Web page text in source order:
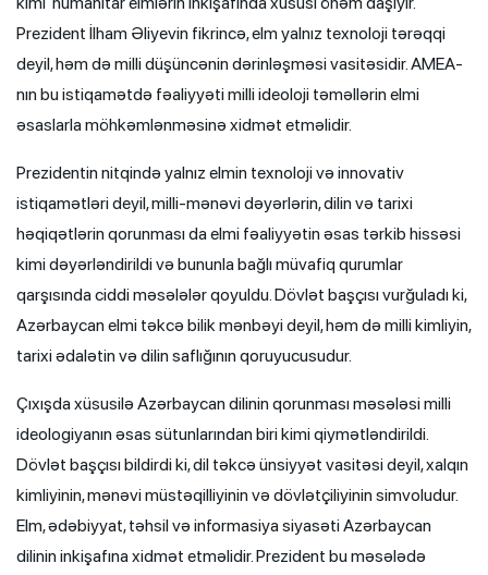
Prezident İlham Əliyevin fikrincə, elm yalnız texnoloji tərəqqi
deyil, həm də milli düşüncənin dərinləşməsi vasitəsidir. AMEA-
nın bu istiqamətdə fəaliyyəti milli ideoloji təməllərin elmi
əsaslarla möhkəmlənməsinə xidmət etməlidir.
Prezidentin nitqində yalnız elmin texnoloji və innovativ
istiqamətləri deyil, milli-mənəvi dəyərlərin, dilin və tarixi
həqiqətlərin qorunması da elmi fəaliyyətin əsas tərkib hissəsi
kimi dəyərləndirildi və bununla bağlı müvafiq qurumlar
qarşısında ciddi məsələlər qoyuldu. Dövlət başçısı vurğuladı ki,
Azərbaycan elmi təkcə bilik mənbəyi deyil, həm də milli kimliyin,
tarixi ədalətin və dilin saflığının qoruyucusudur.
Çıxışda xüsusilə Azərbaycan dilinin qorunması məsələsi milli
ideologiyanın əsas sütunlarından biri kimi qiymətləndirildi.
Dövlət başçısı bildirdi ki, dil təkcə ünsiyyət vasitəsi deyil, xalqın
kimliyinin, mənəvi müstəqilliyinin və dövlətçiliyinin simvoludur.
Elm, ədəbiyyat, təhsil və informasiya siyasəti Azərbaycan
dilinin inkişafına xidmət etməlidir. Prezident bu məsələdə